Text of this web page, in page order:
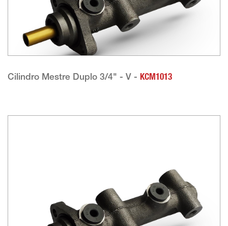
Cilindro Mestre Duplo 3/4" - V - KCM1013